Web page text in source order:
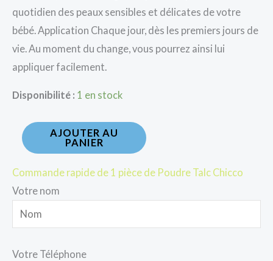
quotidien des peaux sensibles et délicates de votre
bébé. Application Chaque jour, dès les premiers jours de
vie. Au moment du change, vous pourrez ainsi lui
appliquer facilement.
Disponibilité : 1 en stock
AJOUTER AU
PANIER
Commande rapide de 1 pièce de Poudre Talc Chicco
Votre nom
Votre Téléphone